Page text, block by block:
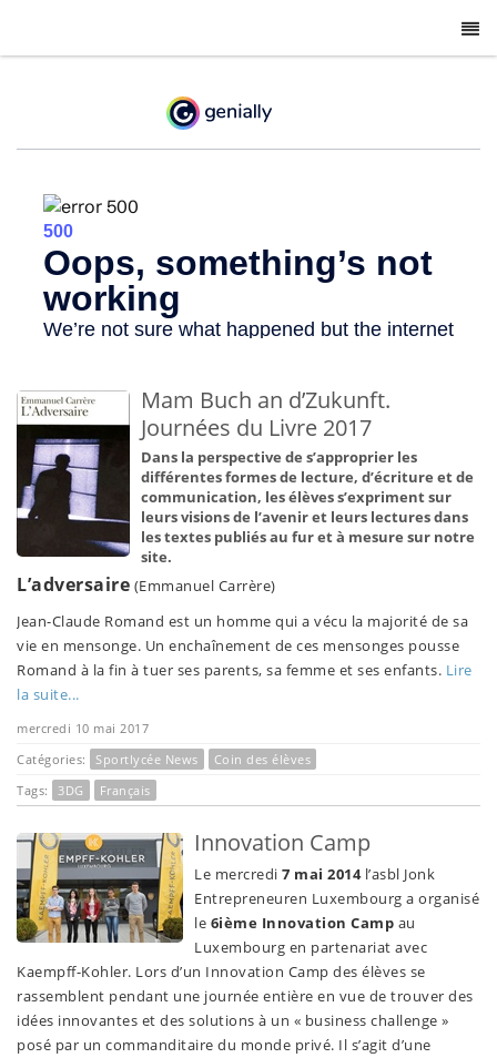
Mam Buch an d’Zukunft.
Journées du Livre 2017
Dans la perspective de s’approprier les
différentes formes de lecture, d’écriture et de
communication, les élèves s’expriment sur
leurs visions de l’avenir et leurs lectures dans
les textes publiés au fur et à mesure sur notre
site.
L’adversaire (Emmanuel Carrère)
Jean-Claude Romand est un homme qui a vécu la majorité de sa
vie en mensonge. Un enchaînement de ces mensonges pousse
Romand à la fin à tuer ses parents, sa femme et ses enfants. Lire
la suite...
mercredi 10 mai 2017
Catégories:
Sportlycée News
Coin des élèves
Tags:
3DG Français
Innovation Camp
Le mercredi 7 mai 2014l’asbl Jonk
Entrepreneuren Luxembourg a organisé
le 6ième Innovation Camp au
Luxembourg en partenariat avec
Kaempff-Kohler. Lors d’un Innovation Camp des élèves se
rassemblent pendant une journée entière en vue de trouver des
idées innovantes et des solutions à un « business challenge »
posé par un commanditaire du monde privé. Il s’agit d’une